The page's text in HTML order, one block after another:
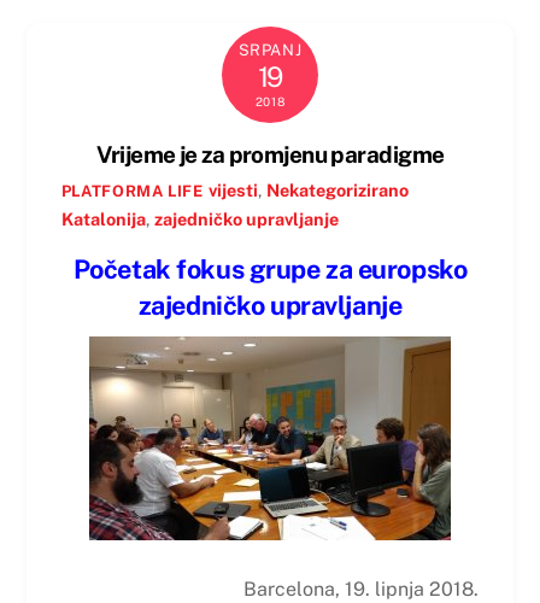
SRPANJ
19
2018
Vrijeme je za promjenu paradigme
PLATFORMA LIFE vijesti, Nekategorizirano
Katalonija, zajedničko upravljanje
Početak fokus grupe za europsko
zajedničko upravljanje
Barcelona, 19. lipnja 2018.